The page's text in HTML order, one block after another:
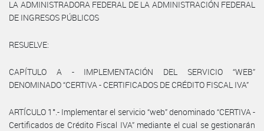
LA ADMINISTRADORA FEDERAL DE LA ADMINISTRACIÓN FEDERAL
DE INGRESOS PÚBLICOS
RESUELVE:
CAPÍTULO A - IMPLEMENTACIÓN DEL SERVICIO “WEB”
DENOMINADO “CERTIVA - CERTIFICADOS DE CRÉDITO FISCAL IVA”
ARTÍCULO 1°.- Implementar el servicio “web” denominado “CERTIVA -
Certificados de Crédito Fiscal IVA” mediante el cual se gestionarán